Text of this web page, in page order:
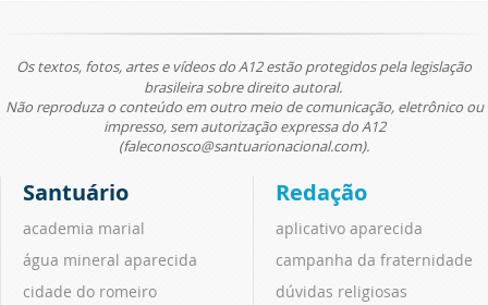
Os textos, fotos, artes e vídeos do A12 estão protegidos pela legislação
brasileira sobre direito autoral.
Não reproduza o conteúdo em outro meio de comunicação, eletrônico ou
impresso, sem autorização expressa do A12
(faleconosco@santuarionacional.com).
Santuário
academia marial
água mineral aparecida
cidade do romeiro
Redação
aplicativo aparecida
campanha da fraternidade
dúvidas religiosas